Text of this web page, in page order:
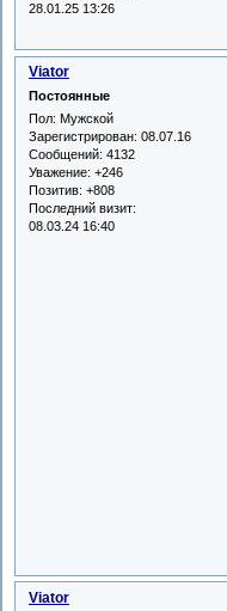
28.01.25 13:26
Viator
Постоянные
Пол: Мужской
Зарегистрирован: 08.07.16
Сообщений: 4132
Уважение: +246
Позитив: +808
Последний визит:
08.03.24 16:40
Viator